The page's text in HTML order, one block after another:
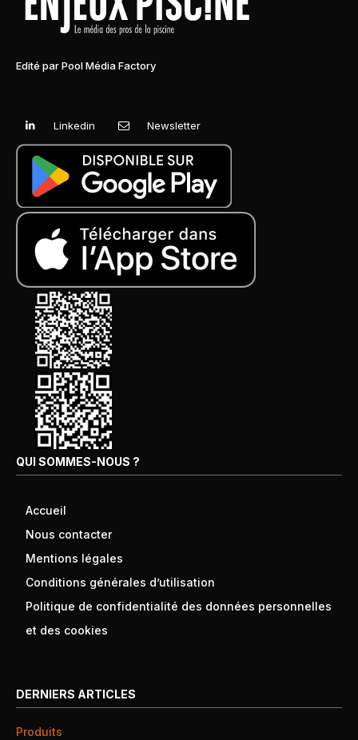
Edité par Pool Média Factory
Linkedin Newsletter
QUI SOMMES-NOUS ?
Accueil
Nous contacter
Mentions légales
Conditions générales d’utilisation
Politique de confidentialité des données personnelles
et des cookies
DERNIERS ARTICLES
Produits